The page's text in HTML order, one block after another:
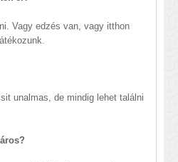
Vagy edzés van, vagy itthon
unalmas, de mindig lehet találni